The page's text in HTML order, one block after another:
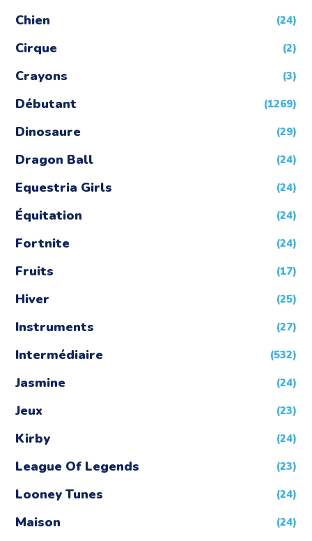
Chien (24)
Cirque (2)
Crayons (3)
Débutant (1269)
Dinosaure (29)
Dragon Ball (24)
Equestria Girls (24)
Équitation (24)
Fortnite (24)
Fruits (17)
Hiver (25)
Instruments (27)
Intermédiaire (532)
Jasmine (24)
Jeux (23)
Kirby (24)
League Of Legends (23)
Looney Tunes (24)
Maison (24)